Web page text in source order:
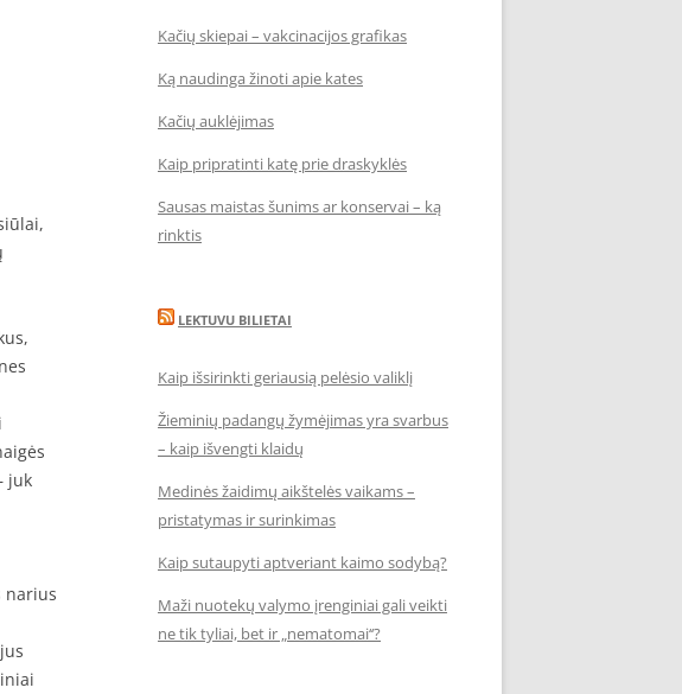
juk
narius
Kačių skiepai – vakcinacijos grafikas
Ką naudinga žinoti apie kates
Kačių auklėjimas
Kaip pripratinti katę prie draskyklės
Sausas maistas šunims ar konservai – ką
rinktis
LEKTUVU BILIETAI
Kaip išsirinkti geriausią pelėsio valiklį
Žieminių padangų žymėjimas yra svarbus
– kaip išvengti klaidų
Medinės žaidimų aikštelės vaikams –
pristatymas ir surinkimas
Kaip sutaupyti aptveriant kaimo sodybą?
Maži nuotekų valymo įrenginiai gali veikti
ne tik tyliai, bet ir „nematomai‘‘?